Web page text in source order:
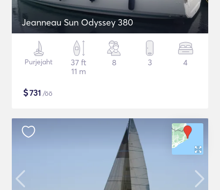
Jeanneau Sun Odyssey 380
Purjejaht
37 ft
11 m
8 3 4
$731 /öö